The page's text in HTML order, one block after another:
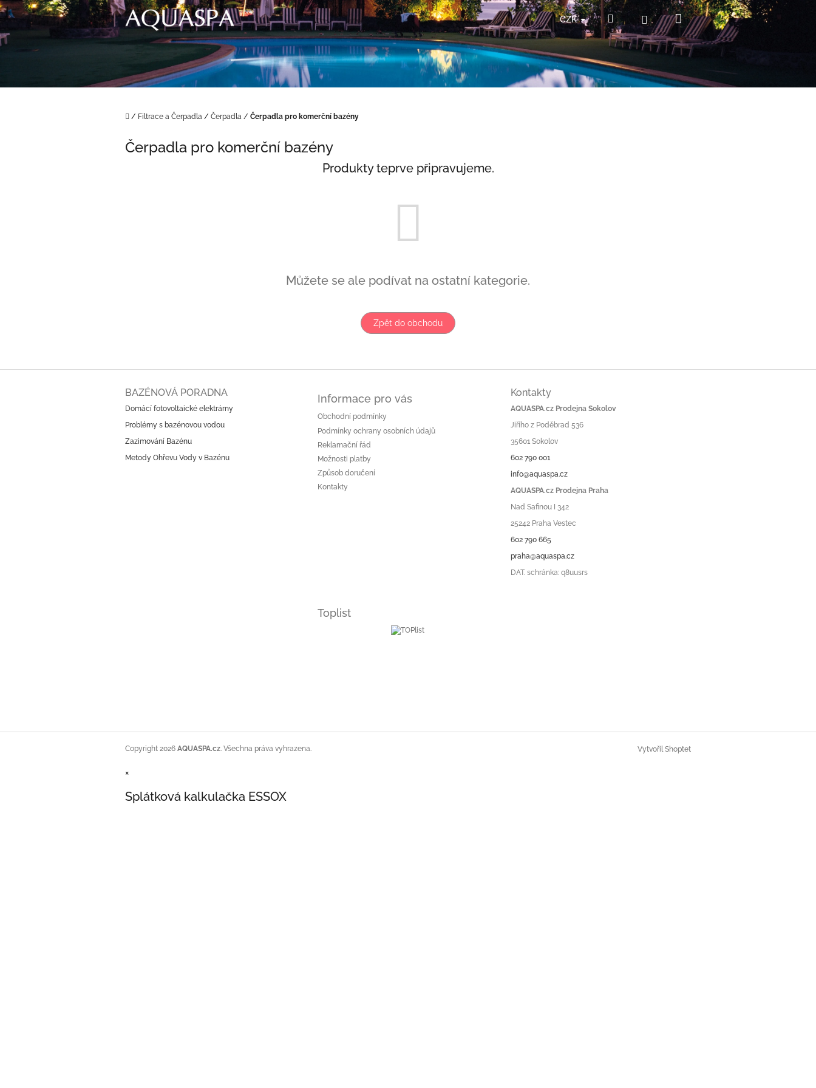
Přejít
na
CZK HledatPřihlášeníNákupní
košík
Domů
/ Filtrace a Čerpadla / Čerpadla / Čerpadla pro komerční bazény
Čerpadla pro komerční bazény
Produkty teprve připravujeme.
Můžete se ale podívat na ostatní kategorie.
Zpět do obchodu
BAZÉNOVÁ PORADNA
Domácí fotovoltaické elektrárny
Problémy s bazénovou vodou
Zazimování Bazénu
Metody Ohřevu Vody v Bazénu
Informace pro vás
Obchodní podmínky
Podmínky ochrany osobních údajů
Reklamační řád
Možnosti platby
Způsob doručení
Kontakty
Kontakty
AQUASPA.cz Prodejna Sokolov
Jiřího z Poděbrad 536
35601 Sokolov
602 790 001
info@aquaspa.cz
AQUASPA.cz Prodejna Praha
Nad Safinou I 342
25242 Praha Vestec
602 790 665
praha@aquaspa.cz
DAT. schránka: q8uusrs
Toplist
Vytvořil Shoptet
Copyright 2026 AQUASPA.cz. Všechna práva vyhrazena.
×
Splátková kalkulačka ESSOX